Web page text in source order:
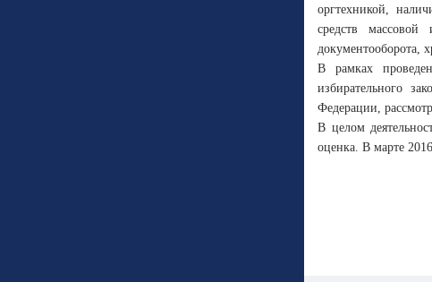
оргтехникой,
средств массовой
документооборота,
В рамках
избирательного
Федерации,
В целом
оценка. В марте